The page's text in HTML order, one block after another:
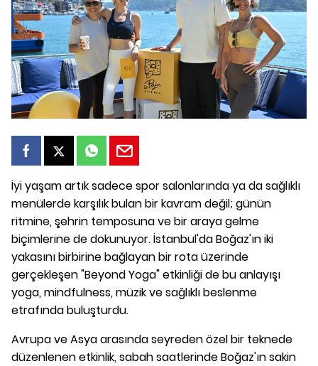
İyi yaşam artık sadece spor salonlarında ya da sağlıklı
menülerde karşılık bulan bir kavram değil; günün
ritmine, şehrin temposuna ve bir araya gelme
biçimlerine de dokunuyor. İstanbul'da Boğaz'ın iki
yakasını birbirine bağlayan bir rota üzerinde
gerçekleşen "Beyond Yoga" etkinliği de bu anlayışı
yoga, mindfulness, müzik ve sağlıklı beslenme
etrafında buluşturdu.
Avrupa ve Asya arasında seyreden özel bir teknede
düzenlenen etkinlik, sabah saatlerinde Boğaz'ın sakin